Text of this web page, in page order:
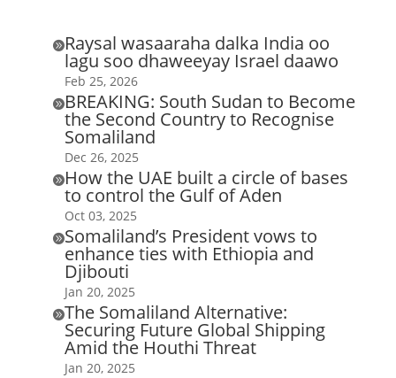
Raysal wasaaraha dalka India oo
lagu soo dhaweeyay Israel daawo
Feb 25, 2026
BREAKING: South Sudan to Become
the Second Country to Recognise
Somaliland
Dec 26, 2025
How the UAE built a circle of bases
to control the Gulf of Aden
Oct 03, 2025
Somaliland’s President vows to
enhance ties with Ethiopia and
Djibouti
Jan 20, 2025
The Somaliland Alternative:
Securing Future Global Shipping
Amid the Houthi Threat
Jan 20, 2025